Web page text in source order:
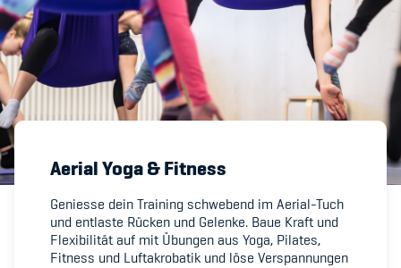
Events
ASVZ@home
Member's Manual / FAQ
Fairplay
Aerial Yoga & Fitness
Geniesse dein Training schwebend im Aerial-Tuch
und entlaste Rücken und Gelenke. Baue Kraft und
Flexibilität auf mit Übungen aus Yoga, Pilates,
Fitness und Luftakrobatik und löse Verspannungen